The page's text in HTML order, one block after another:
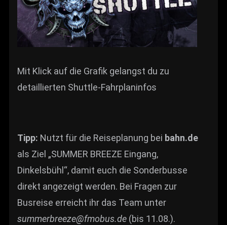
Mit Klick auf die Grafik gelangst du zu
detaillierten Shuttle-Fahrplaninfos
Tipp: Nutzt für die Reiseplanung bei bahn.de
als Ziel „SUMMER BREEZE Eingang,
Dinkelsbühl“, damit euch die Sonderbusse
direkt angezeigt werden. Bei Fragen zur
Busreise erreicht ihr das Team unter
summerbreeze@fmobus.de (bis 11.08.).